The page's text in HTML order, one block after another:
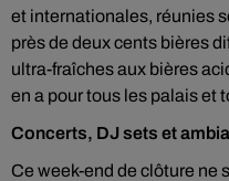
et internationales, réunies
près de deux cents bières
ultra-fraîches aux bières
en a pour tous les palais et
Concerts, DJ sets et
Ce week-end de clôture ne